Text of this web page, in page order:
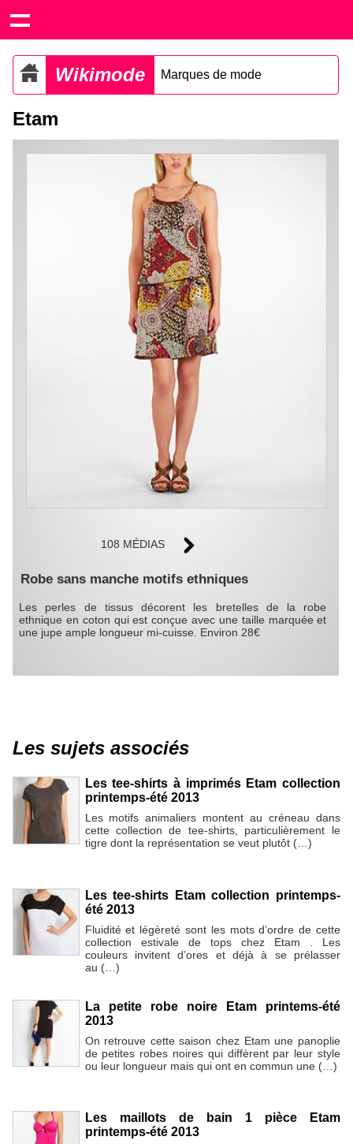
Wikimode Marques de mode
Etam
108 MÉDIAS
Robe sans manche motifs ethniques
Les perles de tissus décorent les bretelles de la robe
ethnique en coton qui est conçue avec une taille marquée et
une jupe ample longueur mi-cuisse. Environ 28€
Les sujets associés
Les tee-shirts à imprimés Etam collection
printemps-été 2013
Les motifs animaliers montent au créneau dans
cette collection de tee-shirts, particulièrement le
tigre dont la représentation se veut plutôt (…)
Les tee-shirts Etam collection printemps-
été 2013
Fluidité et légèreté sont les mots d’ordre de cette
collection estivale de tops chez Etam . Les
couleurs invitent d’ores et déjà à se prélasser
au (…)
La petite robe noire Etam printems-été
2013
On retrouve cette saison chez Etam une panoplie
de petites robes noires qui diffèrent par leur style
ou leur longueur mais qui ont en commun une (…)
Les maillots de bain 1 pièce Etam
printemps-été 2013